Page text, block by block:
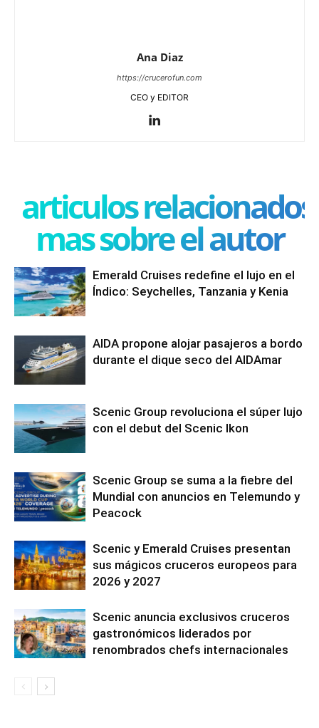
Ana Diaz
https://crucerofun.com
CEO y EDITOR
articulos relacionados
mas sobre el autor
Emerald Cruises redefine el lujo en el
Índico: Seychelles, Tanzania y Kenia
AIDA propone alojar pasajeros a bordo
durante el dique seco del AIDAmar
Scenic Group revoluciona el súper lujo
con el debut del Scenic Ikon
Scenic Group se suma a la fiebre del
Mundial con anuncios en Telemundo y
Peacock
Scenic y Emerald Cruises presentan
sus mágicos cruceros europeos para
2026 y 2027
Scenic anuncia exclusivos cruceros
gastronómicos liderados por
renombrados chefs internacionales